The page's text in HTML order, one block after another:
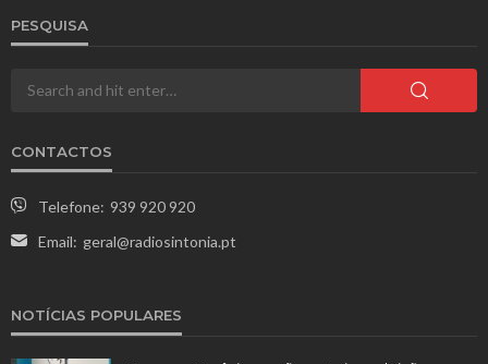
PESQUISA
CONTACTOS
Telefone: 939 920 920
Email: geral@radiosintonia.pt
NOTÍCIAS POPULARES